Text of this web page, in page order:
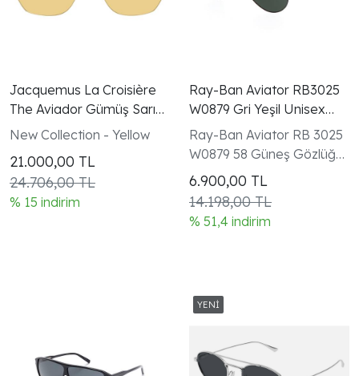
Jacquemus La Croisière
The Aviador Gümüş Sarı
Unisex Güneş Gözlüğü
New Collection - Yellow
21.000,00 TL
24.706,00 TL
% 15 indirim
Ray-Ban Aviator RB3025
W0879 Gri Yeşil Unisex
Güneş Gözlüğü
Ray-Ban Aviator RB 3025
W0879 58 Güneş Gözlüğü |
Çırağan Beşiktaş
6.900,00 TL
14.198,00 TL
% 51,4 indirim